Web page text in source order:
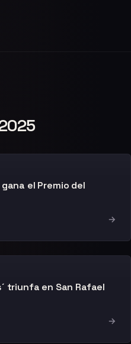
el Premio del
→
triunfa en San Rafael
→